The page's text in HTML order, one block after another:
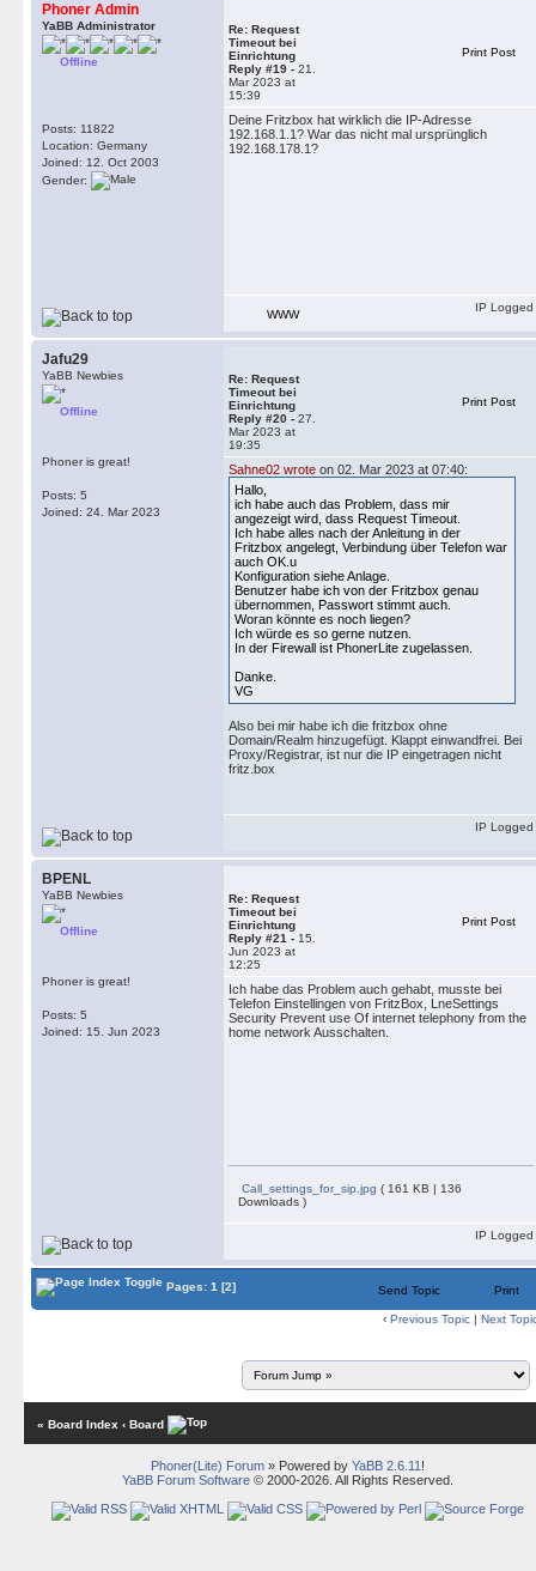
Phoner Admin
YaBB Administrator
Offline
Posts: 11822
Location: Germany
Joined: 12. Oct 2003
Gender:
Re: Request
Timeout bei
Einrichtung
Reply #19 - 21.
Mar 2023 at
15:39
Print Post
Deine Fritzbox hat wirklich die IP-Adresse
192.168.1.1? War das nicht mal ursprünglich
192.168.178.1?
WWW
IP Logged
Jafu29
YaBB Newbies
Offline
Phoner is great!
Posts: 5
Joined: 24. Mar 2023
Re: Request
Timeout bei
Einrichtung
Reply #20 - 27.
Mar 2023 at
19:35
Print Post
Sahne02 wrote on 02. Mar 2023 at 07:40:
Hallo,
ich habe auch das Problem, dass mir
angezeigt wird, dass Request Timeout.
Ich habe alles nach der Anleitung in der
Fritzbox angelegt, Verbindung über Telefon war
auch OK.u
Konfiguration siehe Anlage.
Benutzer habe ich von der Fritzbox genau
übernommen, Passwort stimmt auch.
Woran könnte es noch liegen?
Ich würde es so gerne nutzen.
In der Firewall ist PhonerLite zugelassen.
Danke.
VG
Also bei mir habe ich die fritzbox ohne
Domain/Realm hinzugefügt. Klappt einwandfrei. Bei
Proxy/Registrar, ist nur die IP eingetragen nicht
fritz.box
IP Logged
BPENL
YaBB Newbies
Offline
Phoner is great!
Posts: 5
Joined: 15. Jun 2023
Re: Request
Timeout bei
Einrichtung
Reply #21 - 15.
Jun 2023 at
12:25
Print Post
Ich habe das Problem auch gehabt, musste bei
Telefon Einstellingen von FritzBox, LneSettings
Security Prevent use Of internet telephony from the
home network Ausschalten.
Call_settings_for_sip.jpg ( 161 KB | 136
Downloads )
IP Logged
Pages: 1 [2] Send Topic Print
‹ Previous Topic | Next
« Board Index ‹ Board
Phoner(Lite) Forum» Powered by YaBB 2.6.11 !
YaBB Forum Software© 2000-2026. All Rights Reserved.